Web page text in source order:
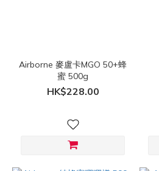
Airborne 麥盧卡MGO 50+蜂
蜜 500g
HK$228.00